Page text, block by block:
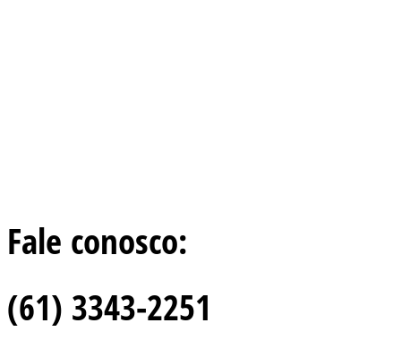
Fale conosco:
(61) 3343-2251